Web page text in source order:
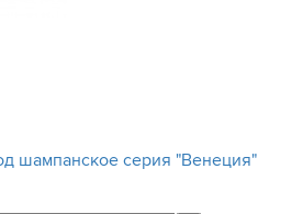
шампанское серия "Венеция"